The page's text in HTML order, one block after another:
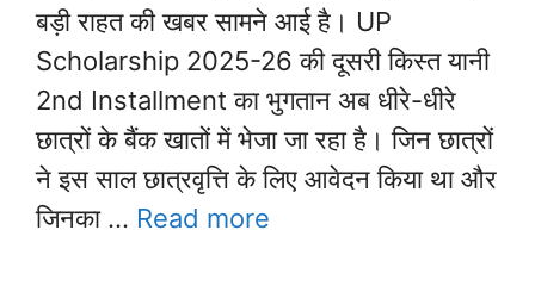
बड़ी राहत की खबर सामने आई है। UP
Scholarship 2025-26 की दूसरी किस्त यानी
2nd Installment का भुगतान अब धीरे-धीरे
छात्रों के बैंक खातों में भेजा जा रहा है। जिन छात्रों
ने इस साल छात्रवृत्ति के लिए आवेदन किया था और
जिनका … Read more